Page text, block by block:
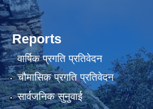
Reports
वार्षिक प्रगति प्रतिवेदन
चौमासिक प्रगति प्रतिवेदन
सार्वजनिक सुनुवाई